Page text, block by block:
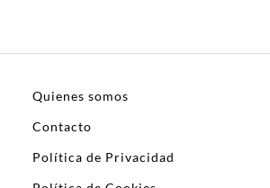
Quienes somos
Contacto
Política de Privacidad